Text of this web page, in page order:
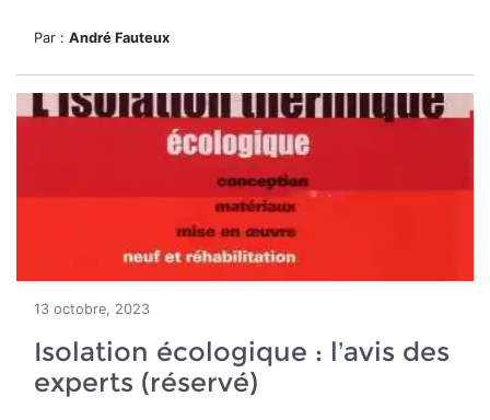
Par : André Fauteux
13 octobre, 2023
Isolation écologique : l’avis des
experts (réservé)